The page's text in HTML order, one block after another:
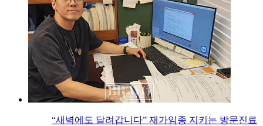
“새벽에도 달려갑니다” 재가임종 지키는 방문진료